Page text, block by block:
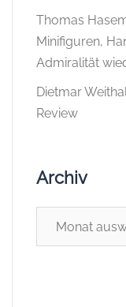
Thomas
Minifiguren,
Admiralität
Dietmar
Review
Archiv